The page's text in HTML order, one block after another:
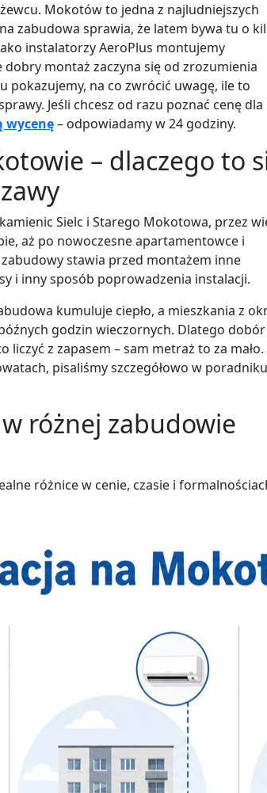
Mokotów to jedna z najludniejszych
zabudowa sprawia, że latem bywa tu o
instalatorzy AeroPlus montujemy
dobry montaż zaczyna się od zrozumienia
na co zwrócić uwagę, ile to
Jeśli chcesz od razu poznać cenę dla
wycenę– odpowiadamy w 24 godziny.
– dlaczego to
Sielc i Starego Mokotowa, przez
aż po nowoczesne apartamentowce i
stawia przed montażem inne
i inny sposób poprowadzenia instalacji.
kumuluje ciepło, a mieszkania z
godzin wieczornych. Dlatego dobór
z zapasem – sam metraż to za mało.
pisaliśmy szczegółowo w poradniku
różnej zabudowie
różnice w cenie, czasie i